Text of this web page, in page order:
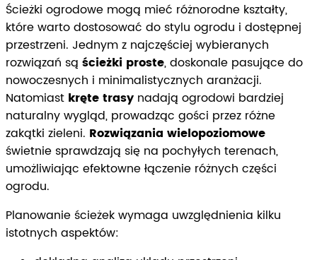
Ścieżki ogrodowe mogą mieć różnorodne kształty,
które warto dostosować do stylu ogrodu i dostępnej
przestrzeni. Jednym z najczęściej wybieranych
rozwiązań są ścieżki proste, doskonale pasujące do
nowoczesnych i minimalistycznych aranżacji.
Natomiast kręte trasy nadają ogrodowi bardziej
naturalny wygląd, prowadząc gości przez różne
zakątki zieleni. Rozwiązania wielopoziomowe
świetnie sprawdzają się na pochyłych terenach,
umożliwiając efektowne łączenie różnych części
ogrodu.
Planowanie ścieżek wymaga uwzględnienia kilku
istotnych aspektów: